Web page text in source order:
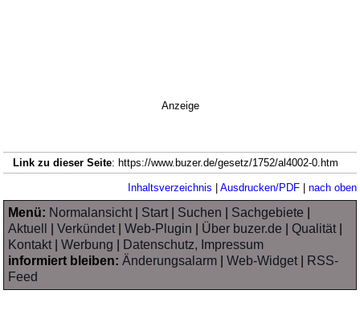
Anzeige
Link zu dieser Seite: https://www.buzer.de/gesetz/1752/al4002-0.htm
Inhaltsverzeichnis | Ausdrucken/PDF| nach oben
Menü: Normalansicht| Start| Suchen Sachgebiete
Aktuell
|Verkündet|Web-Plugin Über buzer.de |Qualität|
Kontakt|Werbung
Datenschutz, Impressum
informiert bleiben: Änderungsalarm |Web-Widget|
RSS-
Feed